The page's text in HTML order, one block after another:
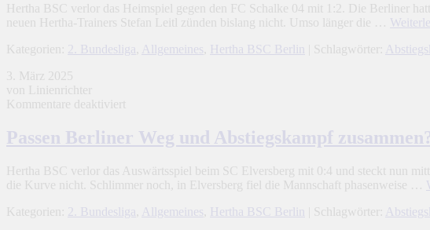
um
den
Hertha BSC verlor das Heimspiel gegen den FC Schalke 04 mit 1:2. Die Berliner
neuen Hertha-Trainers Stefan Leitl zünden bislang nicht. Umso länger die …
Kategorien:
2. Bundesliga Allgemeines Hertha BSC Berlin | Schlagwörter:
3. März 2025
von Linienrichter
Kommentare deaktiviert
Berliner
Weg
Abstiegskampf
zusammen?
Passen Berliner Weg und Abstiegskampf
Hertha BSC verlor das Auswärtsspiel beim SC Elversberg mit 0:4 und steckt nun
die Kurve nicht. Schlimmer noch, in Elversberg fiel die Mannschaft phasenweise …
Kategorien:
2. Bundesliga Allgemeines Hertha BSC Berlin | Schlagwörter: